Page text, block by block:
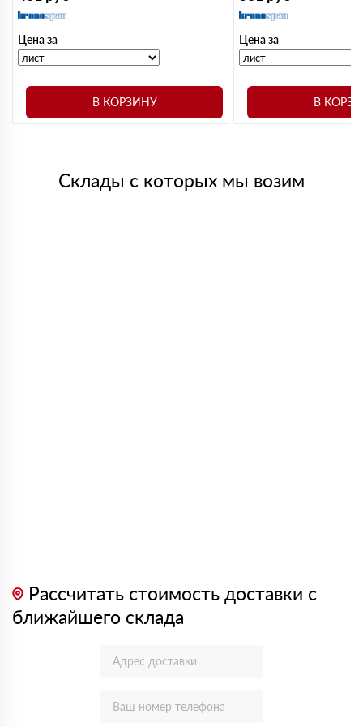
Цена за
В КОРЗИНУ
Цена за
В
Склады с которых мы возим
Рассчитать стоимость доставки с
ближайшего склада